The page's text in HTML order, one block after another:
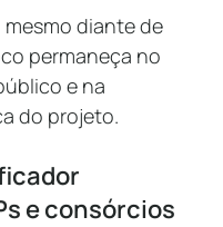
diante de
permaneça no
e na
do projeto.
e consórcios